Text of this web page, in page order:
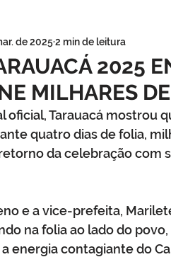
Saneamento Básico
comemorativas
Segurança Institucional
e Cultura
2025
MILHARES
de 20252 min de leitura
oficial, Tarauacá mostrou
quatro dias de folia,
da celebração com
e a vice-prefeita,
na folia ao lado do
energia contagiante do